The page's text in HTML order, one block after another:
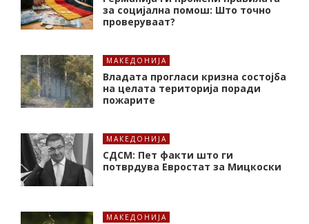
за социјална помош: Што точно
проверуваат?
МАКЕДОНИЈА
Владата прогласи кризна состојба
на целата територија поради
пожарите
МАКЕДОНИЈА
СДСМ: Пет факти што ги
потврдува Евростат за Мицкоски
МАКЕДОНИЈА